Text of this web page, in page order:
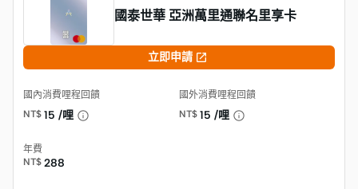
國泰世華 亞洲萬里通聯名里享卡
立即申請 
國內消費哩程回饋
NT$ 15 /哩
國外消費哩程回饋
NT$ 15 /哩
年費
NT$ 288